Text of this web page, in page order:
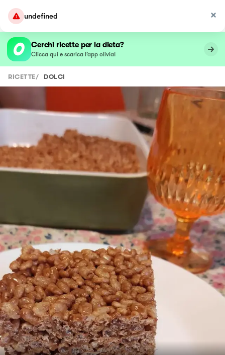
undefined
Cerchi ricette per la dieta?
Clicca qui e scarica l’app olivia!
RICETTE/ DOLCI